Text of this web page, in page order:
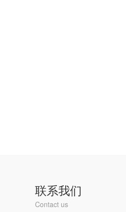
联系我们
Contact us